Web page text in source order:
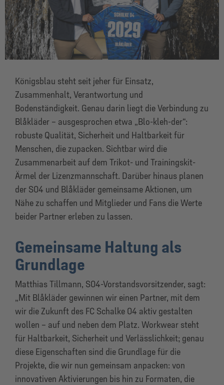
Königsblau steht seit jeher für Einsatz,
Zusammenhalt, Verantwortung und
Bodenständigkeit. Genau darin liegt die Verbindung zu
Blåkläder – ausgesprochen etwa „Blo-kleh-der“:
robuste Qualität, Sicherheit und Haltbarkeit für
Menschen, die zupacken. Sichtbar wird die
Zusammenarbeit auf dem Trikot- und Trainingskit-
Ärmel der Lizenzmannschaft. Darüber hinaus planen
der S04 und Blåkläder gemeinsame Aktionen, um
Nähe zu schaffen und Mitglieder und Fans die Werte
beider Partner erleben zu lassen.
Gemeinsame Haltung als
Grundlage
Matthias Tillmann, S04-Vorstandsvorsitzender, sagt:
„Mit Blåkläder gewinnen wir einen Partner, mit dem
wir die Zukunft des FC Schalke 04 aktiv gestalten
wollen – auf und neben dem Platz. Workwear steht
für Haltbarkeit, Sicherheit und Verlässlichkeit; genau
diese Eigenschaften sind die Grundlage für die
Projekte, die wir nun gemeinsam anpacken: von
innovativen Aktivierungen bis hin zu Formaten, die